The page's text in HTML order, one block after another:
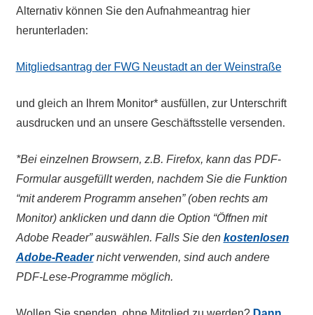
Alternativ können Sie den Aufnahmeantrag hier
herunterladen:
Mitgliedsantrag der FWG Neustadt an der Weinstraße
und gleich an Ihrem Monitor* ausfüllen, zur Unterschrift
ausdrucken und an unsere Geschäftsstelle versenden.
*Bei einzelnen Browsern, z.B. Firefox, kann das PDF-
Formular ausgefüllt werden, nachdem Sie die Funktion
“mit anderem Programm ansehen” (oben rechts am
Monitor) anklicken und dann die Option “Öffnen mit
Adobe Reader” auswählen. Falls Sie den kostenlosen
Adobe-Readernicht verwenden, sind auch andere
PDF-Lese-Programme möglich.